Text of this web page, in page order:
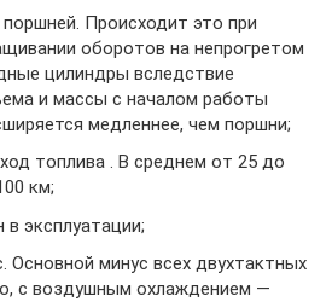
поршней. Происходит это при
оборотов на непрогретом
цилиндры вследствие
и массы с началом работы
медленнее, чем поршни;
топлива . В среднем от 25 до
км;
эксплуатации;
Основной минус всех двухтактных
с воздушным охлаждением —